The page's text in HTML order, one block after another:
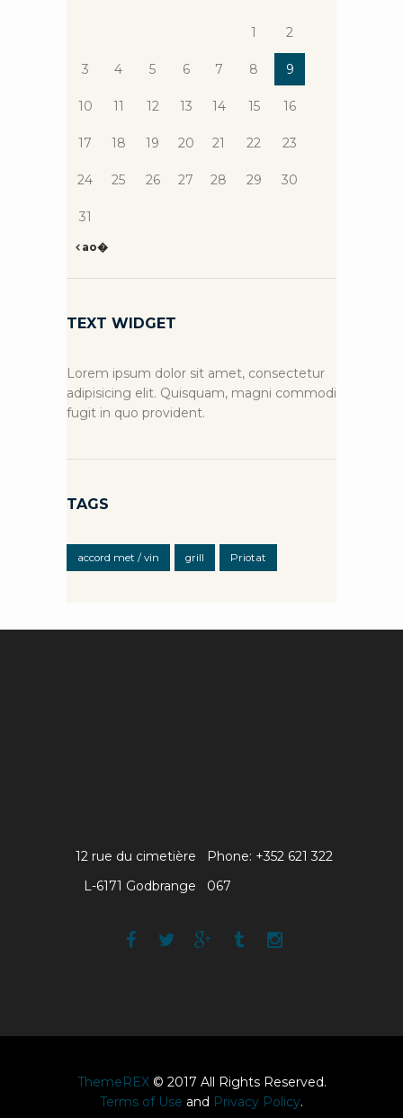
1 2
3 4 5 6 7 8 9
10 11 12 13 14 15 16
17 18 19 20 21 22 23
24 25 26 27 28 29 30
31
ao�
TEXT WIDGET
Lorem ipsum dolor sit amet, consectetur
adipisicing elit. Quisquam, magni commodi
fugit in quo provident.
TAGS
accord met / vin grill Priotat
Phone: +352 621 322
067
12 rue du cimetière
L-6171 Godbrange
ThemeREX© 2017 All Rights Reserved.
Terms of Use and Privacy Policy.